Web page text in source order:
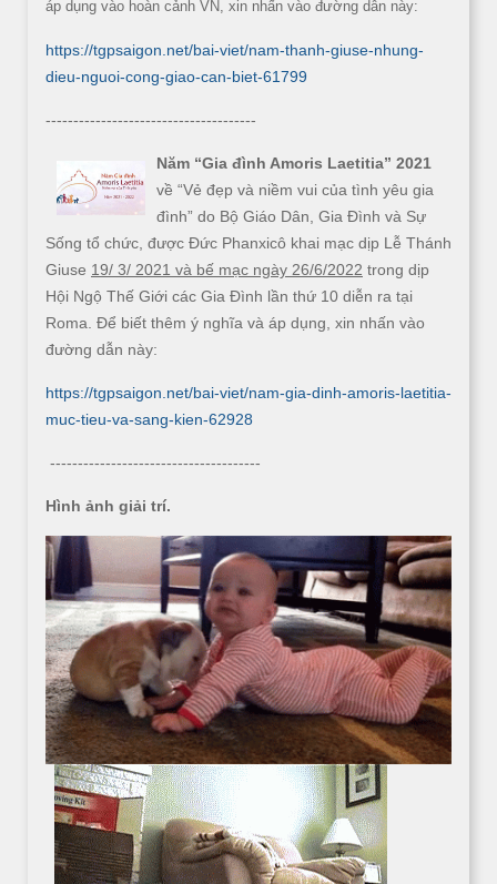
áp dụng vào hoàn cảnh VN, xin nhấn vào đường dẫn này:
https://tgpsaigon.net/bai-viet/nam-thanh-giuse-nhung-
dieu-nguoi-cong-giao-can-biet-61799
--------------------------------------
Năm “Gia đình Amoris Laetitia” 2021
về “Vẻ đẹp và niềm vui của tình yêu gia
đình” do Bộ Giáo Dân, Gia Đình và Sự
Sống tổ chức, được Đức Phanxicô khai mạc dịp Lễ Thánh
Giuse 19/ 3/ 2021 và bế mạc ngày 26/6/2022 trong dịp
Hội Ngộ Thế Giới các Gia Đình lần thứ 10 diễn ra tại
Roma. Để biết thêm ý nghĩa và áp dụng, xin nhấn vào
đường dẫn này:
https://tgpsaigon.net/bai-viet/nam-gia-dinh-amoris-laetitia-
muc-tieu-va-sang-kien-62928
--------------------------------------
Hình ảnh giải trí.